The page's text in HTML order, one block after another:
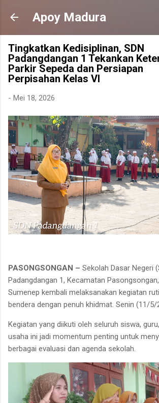
Langsung ke konten utama
Apoy Madura
Tingkatkan Kedisiplinan, SDN
Padangdangan 1 Tekankan
Parkir Sepeda dan Persiapan
Perpisahan Kelas VI
- Mei 18, 2026
PASONGSONGAN – Sekolah Dasar Negeri
Padangdangan 1, Kecamatan
Sumenep kembali melaksanakan kegiatan
bendera dengan penuh khidmat. Senin (11/5/
Kegiatan yang diikuti oleh seluruh siswa,
usaha ini jadi momentum penting untuk
berbagai evaluasi dan agenda sekolah.